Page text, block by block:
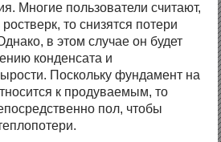
Многие пользователи считают,
то снизятся потери
в этом случае он будет
конденсата и
Поскольку фундамент на
к продуваемым, то
пол, чтобы